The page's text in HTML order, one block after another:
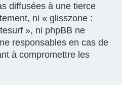
diffusées à une tierce
ni « glisszone :
», ni phpBB ne
responsables en cas de
à compromettre les